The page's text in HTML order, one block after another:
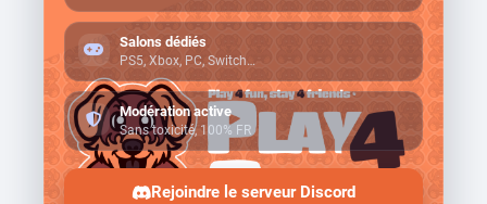
Salons dédiés
PS5, Xbox, PC, Switch…
Modération active
Sans toxicité, 100% FR
Rejoindre le serveur Discord